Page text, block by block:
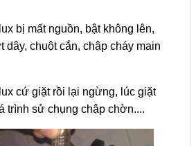
bị mất nguồn, bật không lên,
dây, chuột cắn, chập cháy main
cứ giặt rồi lại ngừng, lúc giặt
trình sử chụng chập chờn....